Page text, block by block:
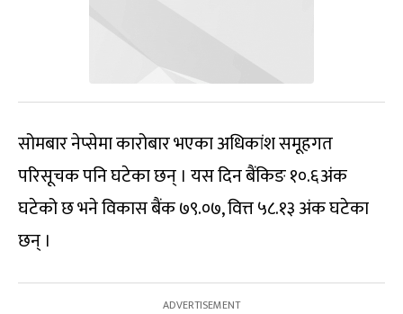
सोमबार नेप्सेमा कारोबार भएका अधिकांश समूहगत
परिसूचक पनि घटेका छन् । यस दिन बैंकिङ १०.६अंक
घटेको छ भने विकास बैंक ७९.०७, वित्त ५८.१३ अंक घटेका
छन् ।